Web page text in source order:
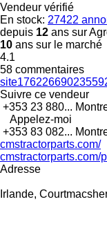
Vendeur vérifié
En stock: 27422
depuis 12 ans sur
10 ans sur le marché
4.1
58 commentaires
Suivre ce vendeur
+353 23 880...
Appelez-moi
+353 83 082...
cmstractorparts.com/
cmstractorparts.com/
Adresse
Irlande,